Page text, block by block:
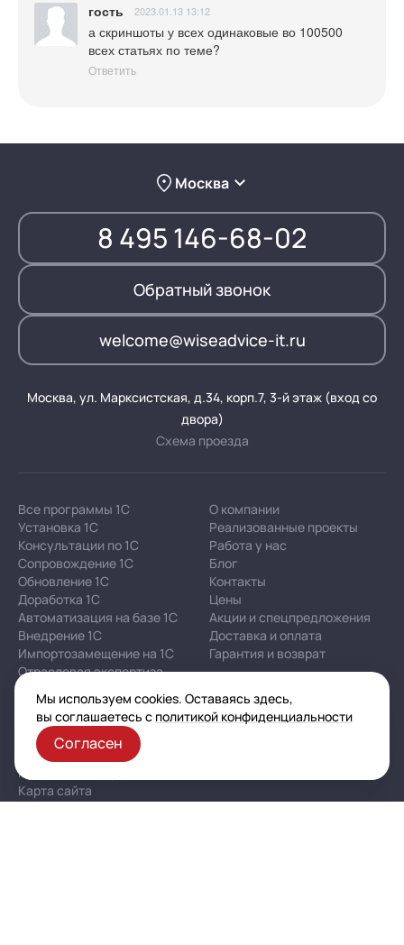
гость 2023.01.13 13:12
а скриншоты у всех одинаковые во 100500
всех статьях по теме?
Ответить
Москва
8 495 146-68-02
Обратный звонок
welcome@wiseadvice-it.ru
Москва, ул. Марксистская, д.34, корп.7, 3-й этаж (вход со
двора)
Схема проезда
Все программы 1С
Установка 1С
Консультации по 1С
Сопровождение 1С
Обновление 1С
Доработка 1С
Автоматизация на базе 1С
Внедрение 1С
Импортозамещение на 1С
Отраслевая экспертиза
О компании
Реализованные проекты
Работа у нас
Блог
Контакты
Цены
Акции и спецпредложения
Доставка и оплата
Гарантия и возврат
Корпоративная политика в отношении персональных
данных
Политика конфиденциальности
Публичная оферта
Карта сайта
Мы используем cookies. Оставаясь здесь,
вы соглашаетесь с политикой конфиденциальности
Согласен